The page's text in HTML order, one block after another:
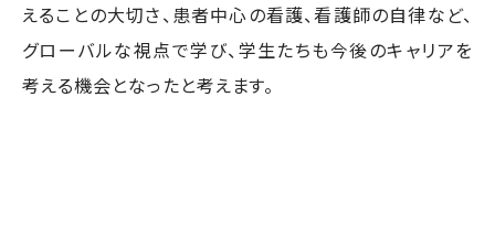
えることの大切さ、患者中心の看護、看護師の自律など、
グローバルな視点で学び、学生たちも今後のキャリアを
考える機会となったと考えます。